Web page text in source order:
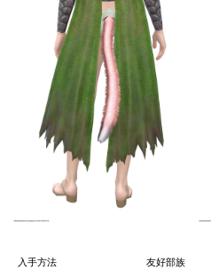
入手方法 友好部族